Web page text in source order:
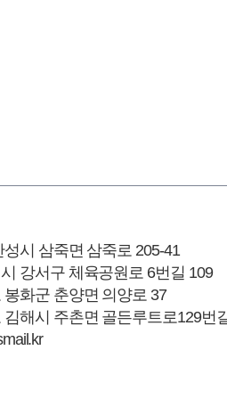
시 삼죽면 삼죽로 205-41
강서구 체육공원로 6번길 109
화군 춘양면 의양로 37
해시 주촌면 골든루트로129번